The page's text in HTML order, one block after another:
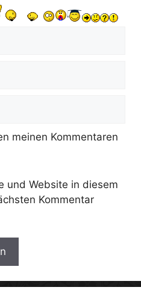
meinen Kommentaren
und Website in diesem
Kommentar